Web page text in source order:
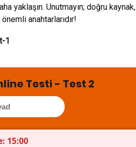
yaklaşın. Unutmayın; doğru kaynak,
anahtarlarıdır!
1
Testi - Test 2
15:00